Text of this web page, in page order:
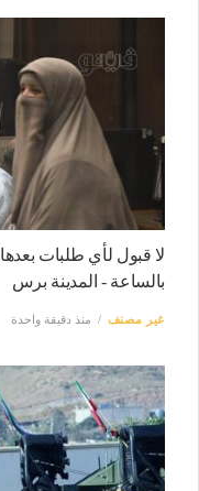
لا قبول لأي طلبات
بالساعة - المدينة برس
غير مصنف منذ دقيقة واحدة